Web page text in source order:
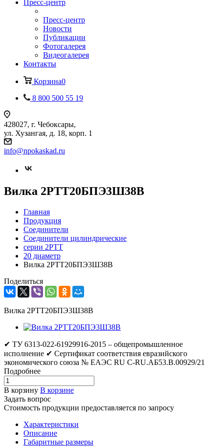
Пресс-центр
Пресс-центр
Новости
Публикации
Фотогалерея
Видеогалерея
Контакты
Корзина0
8 800 500 55 19
428027, г. Чебоксары,
ул. Хузангая, д. 18, корп. 1
info@npokaskad.ru
Вилка 2РТТ20БПЭ3Ш38В
Главная
Продукция
Соединители
Соединители цилиндрические
серии 2РТТ
20 диаметр
Вилка 2РТТ20БПЭ3Ш38В
Поделиться
Вилка 2РТТ20БПЭ3Ш38В
✔ ТУ 6313-022-61929916-2015 – общепромышленное
исполнение ✔ Сертификат соответствия евразийского
экономического союза № ЕАЭС RU C-RU.АБ53.В.00929/21
Подробнее
В корзину В корзине
Задать вопрос
Стоимость продукции предоставляется по запросу
Характеристики
Описание
Габаритные размеры